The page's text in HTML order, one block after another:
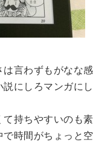
言わずもがなな
説にしろマンガに
持ちやすいのも
で時間がちょっと